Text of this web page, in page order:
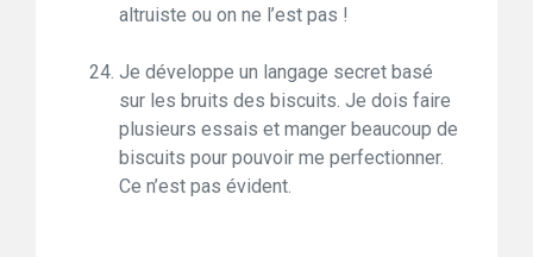
altruiste ou on ne l’est pas !
Je développe un langage secret basé
sur les bruits des biscuits. Je dois faire
plusieurs essais et manger beaucoup de
biscuits pour pouvoir me perfectionner.
Ce n’est pas évident.